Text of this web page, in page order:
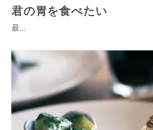
君の胃を食べたい
最…